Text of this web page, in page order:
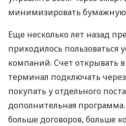
минимизировать бумажную
Еще несколько лет назад
приходилось пользоваться
компаний. Счет открывать
терминал подключать
покупать у отдельного
дополнительная программа.
больше договоров, больше